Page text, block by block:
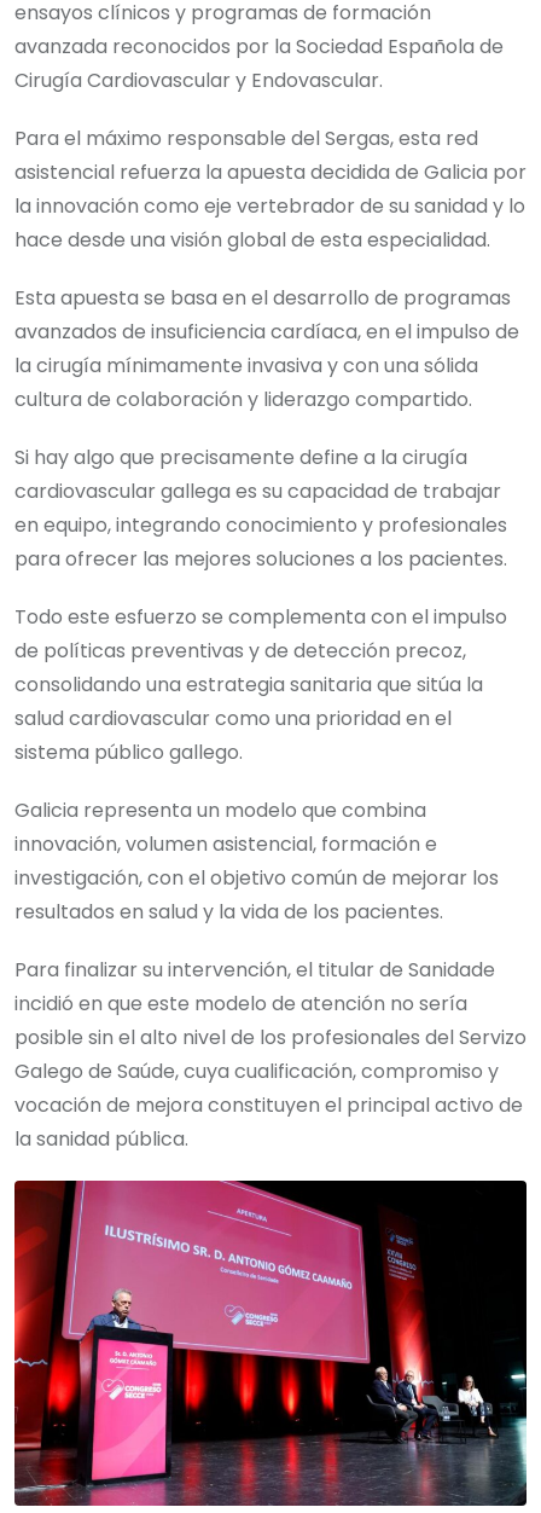
ensayos clínicos y programas de formación
avanzada reconocidos por la Sociedad Española de
Cirugía Cardiovascular y Endovascular.
Para el máximo responsable del Sergas, esta red
asistencial refuerza la apuesta decidida de Galicia por
la innovación como eje vertebrador de su sanidad y lo
hace desde una visión global de esta especialidad.
Esta apuesta se basa en el desarrollo de programas
avanzados de insuficiencia cardíaca, en el impulso de
la cirugía mínimamente invasiva y con una sólida
cultura de colaboración y liderazgo compartido.
Si hay algo que precisamente define a la cirugía
cardiovascular gallega es su capacidad de trabajar
en equipo, integrando conocimiento y profesionales
para ofrecer las mejores soluciones a los pacientes.
Todo este esfuerzo se complementa con el impulso
de políticas preventivas y de detección precoz,
consolidando una estrategia sanitaria que sitúa la
salud cardiovascular como una prioridad en el
sistema público gallego.
Galicia representa un modelo que combina
innovación, volumen asistencial, formación e
investigación, con el objetivo común de mejorar los
resultados en salud y la vida de los pacientes.
Para finalizar su intervención, el titular de Sanidade
incidió en que este modelo de atención no sería
posible sin el alto nivel de los profesionales del Servizo
Galego de Saúde, cuya cualificación, compromiso y
vocación de mejora constituyen el principal activo de
la sanidad pública.